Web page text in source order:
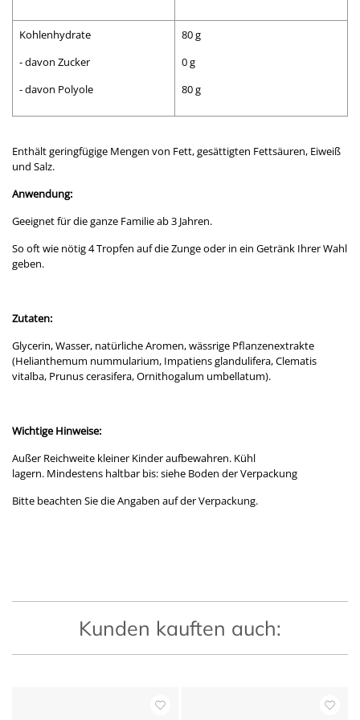
Kohlenhydrate
- davon Zucker
- davon Polyole
80 g
0 g
80 g
Enthält geringfügige Mengen von Fett, gesättigten Fettsäuren, Eiweiß
und Salz.
Anwendung:
Geeignet für die ganze Familie ab 3 Jahren.
So oft wie nötig 4 Tropfen auf die Zunge oder in ein Getränk Ihrer Wahl
geben.
Zutaten:
Glycerin, Wasser, natürliche Aromen, wässrige Pflanzenextrakte
(Helianthemum nummularium, Impatiens glandulifera, Clematis
vitalba, Prunus cerasifera, Ornithogalum umbellatum).
Wichtige Hinweise:
Außer Reichweite kleiner Kinder aufbewahren. Kühl
lagern. Mindestens haltbar bis: siehe Boden der Verpackung
Bitte beachten Sie die Angaben auf der Verpackung.
Kunden kauften auch: